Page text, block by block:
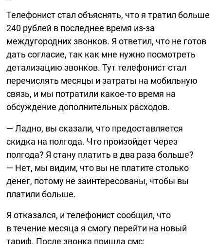
Телефонист стал объяснять, что я тратил больше
240 рублей в последнее время из-за
междугородних звонков. Я ответил, что не готов
дать согласие, так как мне нужно посмотреть
детализацию звонков. Тут телефонист стал
перечислять месяцы и затраты на мобильную
связь, и мы потратили какое-то время на
обсуждение дополнительных расходов.
— Ладно, вы сказали, что предоставляется
скидка на полгода. Что произойдет через
полгода? Я стану платить в два раза больше?
— Нет, мы видим, что вы не платите столько
денег, потому не заинтересованы, чтобы вы
платили больше.
Я отказался, и телефонист сообщил, что
в течение месяца я смогу перейти на новый
тариф. После звонка пришла смс: